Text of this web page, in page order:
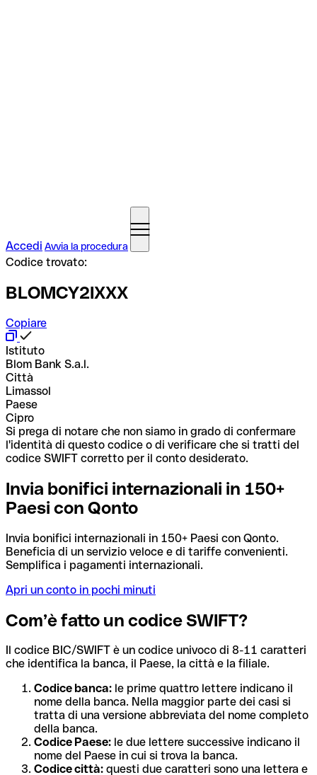
Accedi Avvia la procedura
Codice trovato:
BLOMCY2IXXX
Copiare
Istituto
Blom Bank S.a.l.
Città
Limassol
Paese
Cipro
Si prega di notare che non siamo in grado di confermare
l'identità di questo codice o di verificare che si tratti del
codice SWIFT corretto per il conto desiderato.
Invia bonifici internazionali in 150+
Paesi con Qonto
Invia bonifici internazionali in 150+ Paesi con Qonto.
Beneficia di un servizio veloce e di tariffe convenienti.
Semplifica i pagamenti internazionali.
Apri un conto in pochi minuti
Com’è fatto un codice SWIFT?
Il codice BIC/SWIFT è un codice univoco di 8-11 caratteri
che identifica la banca, il Paese, la città e la filiale.
Codice banca: le prime quattro lettere indicano il
nome della banca. Nella maggior parte dei casi si
tratta di una versione abbreviata del nome completo
della banca.
Codice Paese: le due lettere successive indicano il
nome del Paese in cui si trova la banca.
Codice città: questi due caratteri sono una lettera e